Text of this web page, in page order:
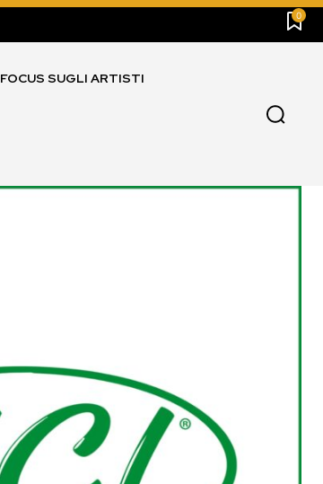
0
FOCUS SUGLI ARTISTI